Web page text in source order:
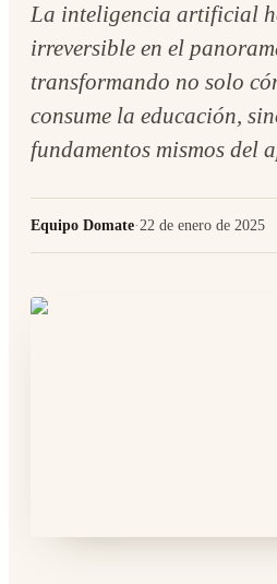
La inteligencia artificial
irreversible en el
transformando no solo
consume la educación,
fundamentos mismos del
Equipo Domate·22 de enero de 2025